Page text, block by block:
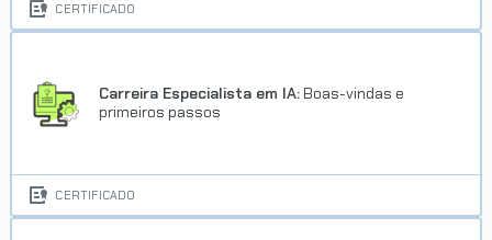
CERTIFICADO
Carreira Especialista em IA: Boas-vindas e
primeiros passos
CERTIFICADO